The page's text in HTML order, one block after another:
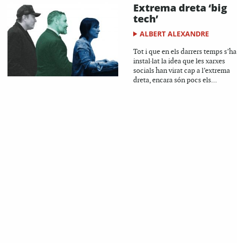
Extrema dreta ‘big
tech’
ALBERT ALEXANDRE
Tot i que en els darrers temps s’ha
instal·lat la idea que les xarxes
socials han virat cap a l’extrema
dreta, encara són pocs els...